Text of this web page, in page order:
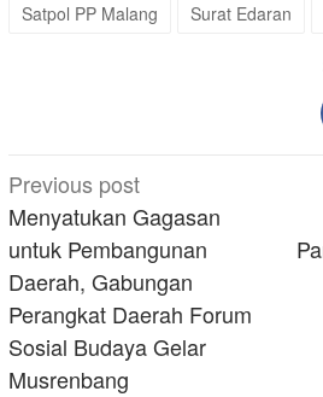
Satpol PP Malang
Surat Edaran
Post
navigation
Previous post
Menyatukan Gagasan
untuk Pembangunan
Daerah, Gabungan
Perangkat Daerah Forum
Sosial Budaya Gelar
Musrenbang